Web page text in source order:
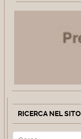
RICERCA NEL SITO
Cerca